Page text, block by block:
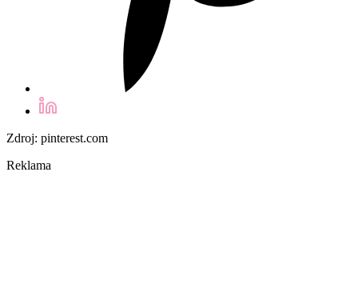
Zdroj: pinterest.com
Reklama